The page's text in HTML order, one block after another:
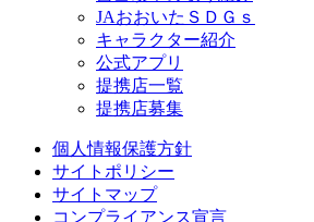
JAおおいたＳＤＧｓ
キャラクター紹介
公式アプリ
提携店一覧
提携店募集
個人情報保護方針
サイトポリシー
サイトマップ
コンプライアンス宣言